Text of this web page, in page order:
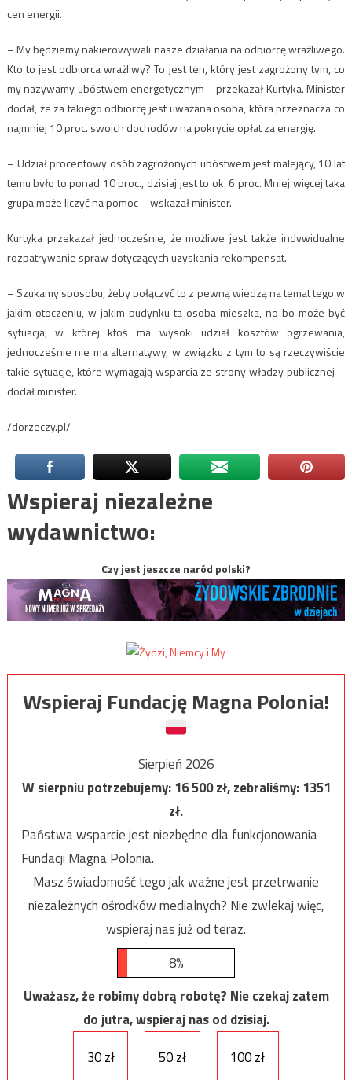
cen energii.
– My będziemy nakierowywali nasze działania na odbiorcę wrażliwego.
Kto to jest odbiorca wrażliwy? To jest ten, który jest zagrożony tym, co
my nazywamy ubóstwem energetycznym – przekazał Kurtyka. Minister
dodał, że za takiego odbiorcę jest uważana osoba, która przeznacza co
najmniej 10 proc. swoich dochodów na pokrycie opłat za energię.
– Udział procentowy osób zagrożonych ubóstwem jest malejący, 10 lat
temu było to ponad 10 proc., dzisiaj jest to ok. 6 proc. Mniej więcej taka
grupa może liczyć na pomoc – wskazał minister.
Kurtyka przekazał jednocześnie, że możliwe jest także indywidualne
rozpatrywanie spraw dotyczących uzyskania rekompensat.
– Szukamy sposobu, żeby połączyć to z pewną wiedzą na temat tego w
jakim otoczeniu, w jakim budynku ta osoba mieszka, no bo może być
sytuacja, w której ktoś ma wysoki udział kosztów ogrzewania,
jednocześnie nie ma alternatywy, w związku z tym to są rzeczywiście
takie sytuacje, które wymagają wsparcia ze strony władzy publicznej –
dodał minister.
/dorzeczy.pl/
Wspieraj niezależne
wydawnictwo:
Czy jest jeszcze naród polski?
Wspieraj Fundację Magna Polonia!
Sierpień 2026
W sierpniu potrzebujemy:16 500zł, zebraliśmy:1351
zł.
Państwa wsparcie jest niezbędne dla funkcjonowania
Fundacji Magna Polonia.
Masz świadomość tego jak ważne jest przetrwanie
niezależnych ośrodków medialnych? Nie zwlekaj więc,
wspieraj nas już od teraz.
8%
Uważasz, że robimy dobrą robotę? Nie czekaj zatem
do jutra, wspieraj nas od dzisiaj.
30 zł
50 zł 100 zł